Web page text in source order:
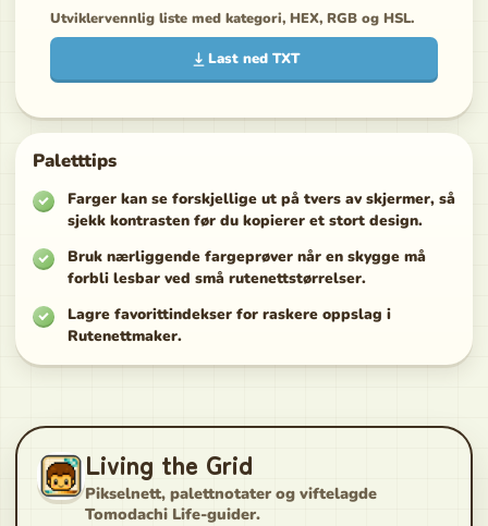
Utviklervennlig liste med kategori, HEX, RGB og HSL.
Last ned TXT
Paletttips
Farger kan se forskjellige ut på tvers av skjermer, så
sjekk kontrasten før du kopierer et stort design.
Bruk nærliggende fargeprøver når en skygge må
forbli lesbar ved små rutenettstørrelser.
Lagre favorittindekser for raskere oppslag i
Rutenettmaker.
Living the Grid
Pikselnett, palettnotater og viftelagde
Tomodachi Life-guider.